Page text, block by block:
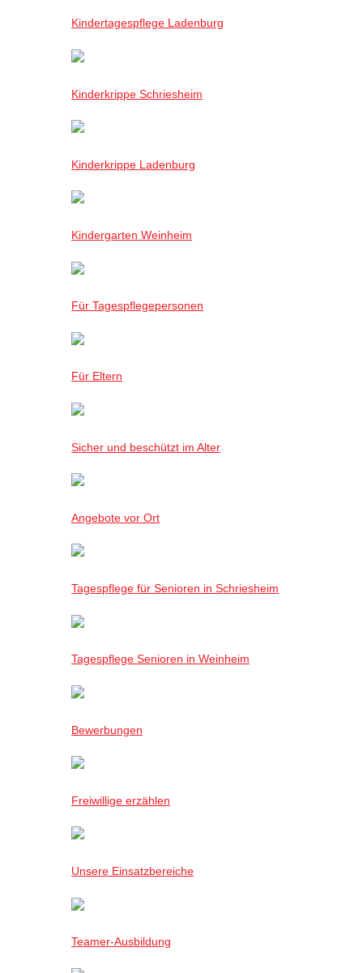
Kindertagespflege Ladenburg
Kinderkrippe Schriesheim
Kinderkrippe Ladenburg
Kindergarten Weinheim
Für Tagespflegepersonen
Für Eltern
Sicher und beschützt im Alter
Angebote vor Ort
Tagespflege für Senioren in Schriesheim
Tagespflege Senioren in Weinheim
Bewerbungen
Freiwillige erzählen
Unsere Einsatzbereiche
Teamer-Ausbildung